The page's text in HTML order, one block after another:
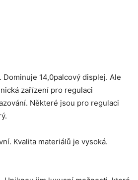
14,0palcový displej. Ale
zařízení pro regulaci
Některé jsou pro regulaci
Kvalita materiálů je vysoká.